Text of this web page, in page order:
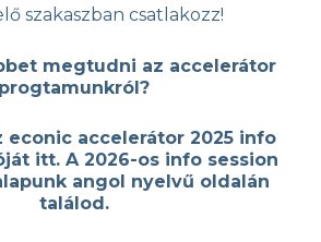
szakaszban csatlakozz!
megtudni az accelerátor
progtamunkról?
econic accelerátor 2025 info
itt. A 2026-os info session
angol nyelvű oldalán
találod.